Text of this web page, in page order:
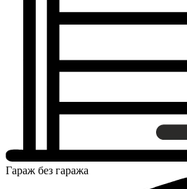
Гараж без гаража